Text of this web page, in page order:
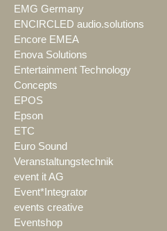
EMG Germany
ENCIRCLED audio.solutions
Encore EMEA
Enova Solutions
Entertainment Technology
Concepts
EPOS
Epson
ETC
Euro Sound
Veranstaltungstechnik
event it AG
Event*Integrator
events creative
Eventshop